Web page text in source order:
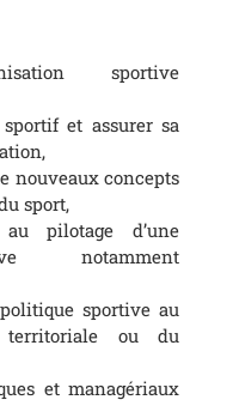
sportive
et assurer sa
nouveaux concepts
sport,
pilotage d’une
notamment
sportive au
ou du
et managériaux